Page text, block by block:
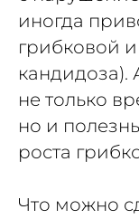
иногда
грибковой
кандидоза).
не только
но и
роста
Что можно